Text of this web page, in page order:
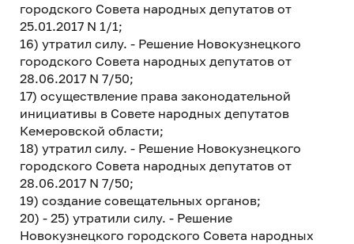
городского Совета народных депутатов от
25.01.2017 N 1/1;
16) утратил силу. - Решение Новокузнецкого
городского Совета народных депутатов от
28.06.2017 N 7/50;
17) осуществление права законодательной
инициативы в Совете народных депутатов
Кемеровской области;
18) утратил силу. - Решение Новокузнецкого
городского Совета народных депутатов от
28.06.2017 N 7/50;
19) создание совещательных органов;
20) - 25) утратили силу. - Решение
Новокузнецкого городского Совета народных